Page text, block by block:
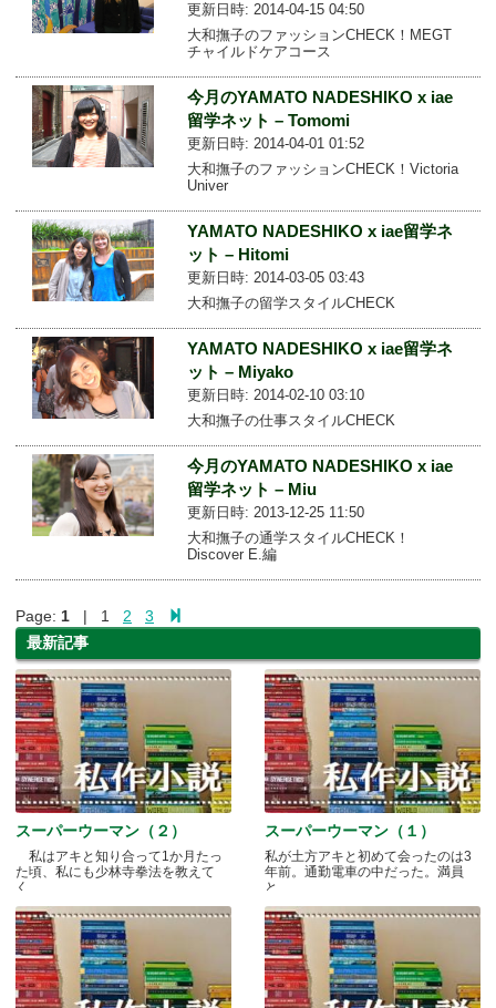
更新日時: 2014-04-15 04:50
大和撫子のファッションCHECK！MEGT
チャイルドケアコース
今月のYAMATO NADESHIKO x iae
留学ネット – Tomomi
更新日時: 2014-04-01 01:52
大和撫子のファッションCHECK！Victoria
Univer
YAMATO NADESHIKO x iae留学ネ
ット – Hitomi
更新日時: 2014-03-05 03:43
大和撫子の留学スタイルCHECK
YAMATO NADESHIKO x iae留学ネ
ット – Miyako
更新日時: 2014-02-10 03:10
大和撫子の仕事スタイルCHECK
今月のYAMATO NADESHIKO x iae
留学ネット – Miu
更新日時: 2013-12-25 11:50
大和撫子の通学スタイルCHECK！
Discover E.編
Page: 1 | 1 2
3
最新記事
スーパーウーマン（２）
私はアキと知り合って1か月たっ
た頃、私にも少林寺拳法を教えて
く.....
スーパーウーマン（１）
私が土方アキと初めて会ったのは3
年前。通勤電車の中だった。満員
と.....